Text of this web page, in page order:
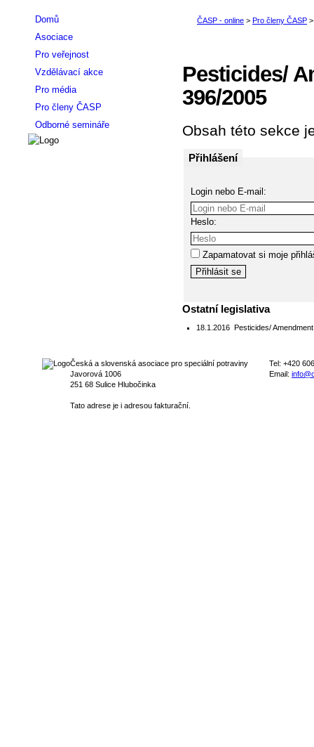
Pesticides/
396/2005
Obsah této sekce
Přihlášení
Login nebo E-mail:
Heslo:
Zapamatovat si moje
Ostatní legislativa
18.1.2016 Pesticides/
Domů
Asociace
Pro veřejnost
Vzdělávací akce
Pro média
Pro členy ČASP
Odborné semináře
Česká a slovenská asociace pro speciální potraviny
Javorová 1006
251 68 Sulice Hlubočinka
Tato adrese je i adresou fakturační.
Tel: +420
Email: